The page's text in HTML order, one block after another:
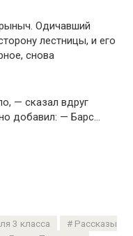
Одичавший
лестницы, и его
снова
— сказал вдруг
добавил: — Барс…
3 класса
Рассказы